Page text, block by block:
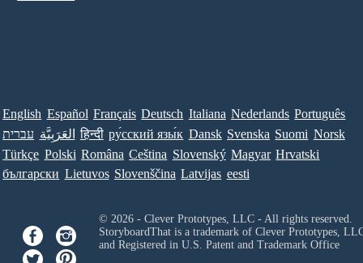
English Español Français Deutsch Italiana Nederlands Português
עברית العَرَبِيَّة हिन्दी ру́сский язы́к Dansk Svenska Suomi Norsk
Türkçe Polski Româna Ceština Slovenský Magyar Hrvatski
български Lietuvos Slovenščina Latvijas eesti
© 2026 - Clever Prototypes, LLC - All rights reserved.
StoryboardThat is a trademark of Clever Prototypes,
and Registered in U.S. Patent and Trademark Office